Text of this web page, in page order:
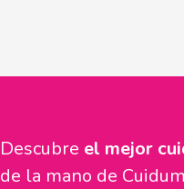
Descubre el mejor
de la mano de